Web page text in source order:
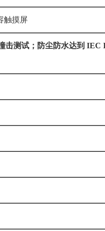
触摸屏
击测试；防尘防水达到 IEC